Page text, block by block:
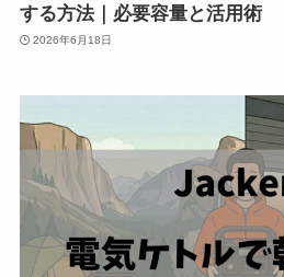
する方法｜必要容量と活用術
2026年6月18日